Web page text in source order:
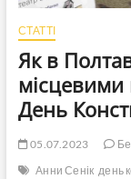
СТАТТІ
Як в
День
05.07.2023
Анни Сенік день